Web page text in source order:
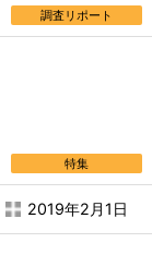
調査リポート
特集
2019年2月1日